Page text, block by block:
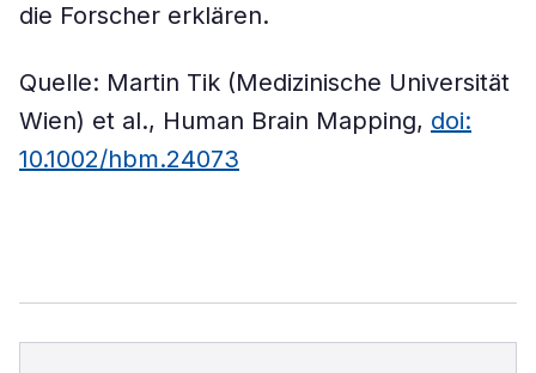
die Forscher erklären.
Quelle: Martin Tik (Medizinische Universität
Wien) et al., Human Brain Mapping, doi:
10.1002/hbm.24073